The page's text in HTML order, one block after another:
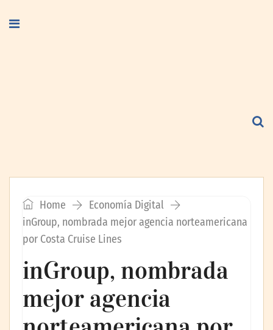
Home
Economía Digital
inGroup, nombrada mejor agencia norteamericana
por Costa Cruise Lines
inGroup, nombrada
mejor agencia